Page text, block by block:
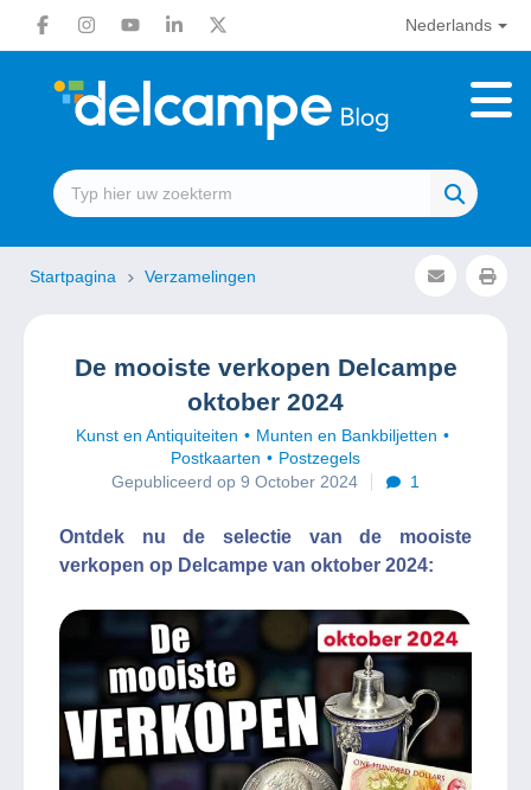
Nederlands
Startpagina Verzamelingen
De mooiste verkopen Delcampe
oktober 2024
Kunst en Antiquiteiten
Munten en Bankbiljetten
Postkaarten
Postzegels
Gepubliceerd op 9 October 2024
1
Ontdek nu de selectie van de mooiste
verkopen op Delcampe van oktober 2024: